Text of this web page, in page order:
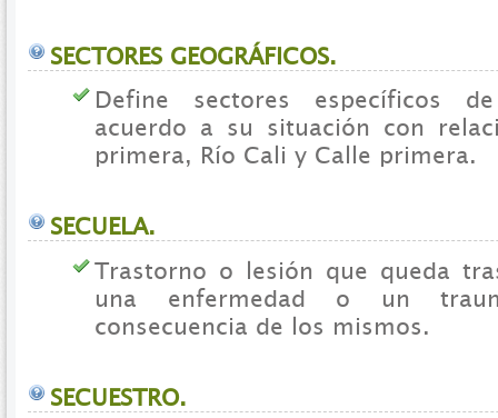
SECTORES GEOGRÁFICOS.
Define sectores específicos
acuerdo a su situación con
primera, Río Cali y Calle primera.
SECUELA.
Trastorno o lesión que queda
una enfermedad o un
consecuencia de los mismos.
SECUESTRO.